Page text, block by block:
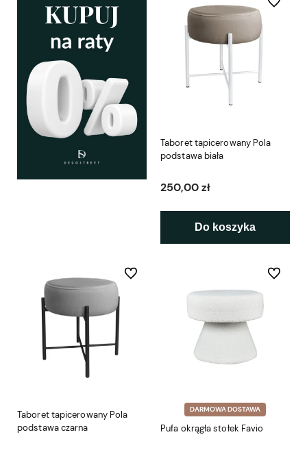
Taboret tapicerowany Pola
podstawa biała
250,00 zł
Do koszyka
Taboret tapicerowany Pola
podstawa czarna
Do ulubionych
DARMOWA DOSTAWA
Pufa okrągła stołek Favio
Do